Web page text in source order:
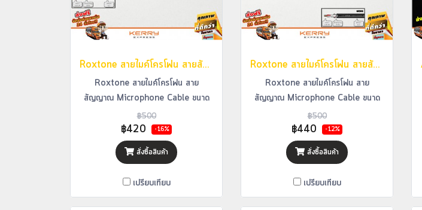
Roxtone สายไมค์โครโฟน สายสัญญาณ Microphone Cable ขนาด 6 เมตร รุ่น GMXJ210
Roxtone สายไมค์โครโฟน สาย
สัญญาณ Microphone Cable ขนาด
6 เมตร รุ่น GMXJ210
฿500
฿420 -16%
สั่งซื้อสินค้า
เปรียบเทียบ
Roxtone สายไมค์โครโฟน สายสัญญาณ Microphone Cable ขนาด 6 เมตร รุ่น GMXX200
Roxtone สายไมค์โครโฟน สาย
สัญญาณ Microphone Cable ขนาด
6 เมตร รุ่น GMXX200
฿500
฿440 -12%
สั่งซื้อสินค้า
เปรียบเทียบ